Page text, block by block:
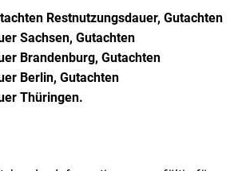
Restnutzungsdauer, Gutachten
Sachsen, Gutachten
Brandenburg, Gutachten
Berlin, Gutachten
Thüringen.